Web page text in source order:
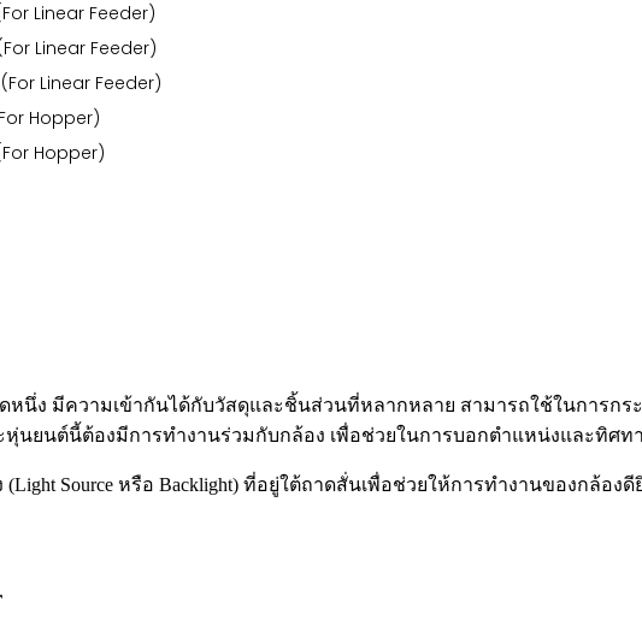
Linear Feeder)
Linear Feeder)
Linear Feeder)
Hopper)
Hopper)
หนึ่ง มีความเข้ากันได้กับวัสดุและชิ้นส่วนที่หลากหลาย สามารถใช้ในการกร
หุ่นยนต์นี้ต้องมีการทำงานร่วมกับกล้อง เพื่อช่วยในการบอกตำแหน่งและทิศ
Source หรือ Backlight) ที่อยู่ใต้ถาดสั่นเพื่อช่วยให้การทำงานของกล้องดี